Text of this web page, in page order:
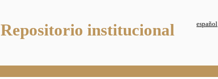
Repositorio institucional
español